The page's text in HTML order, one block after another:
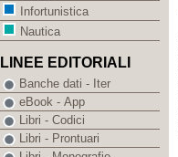
Infortunistica
Nautica
LINEE EDITORIALI
Banche dati - Iter
eBook - App
Libri - Codici
Libri - Prontuari